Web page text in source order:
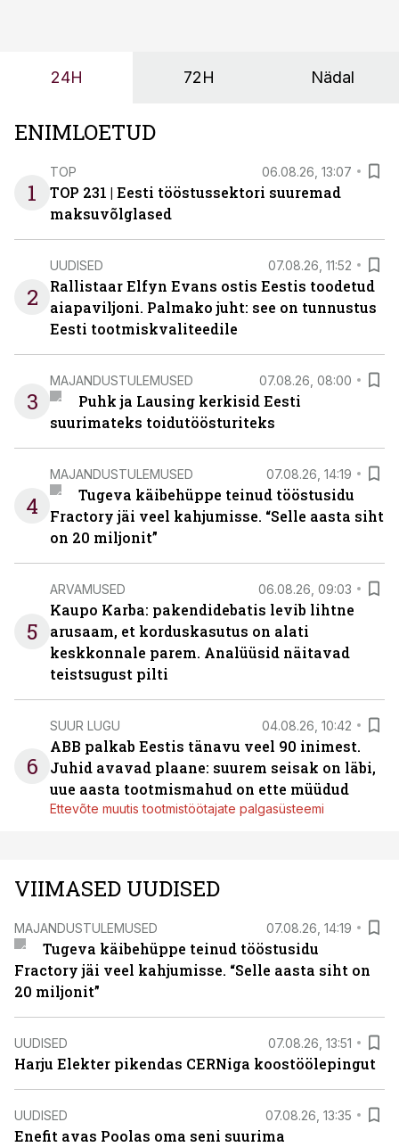
24H 72H Nädal
ENIMLOETUD
1
TOP 06.08.26, 13:07
TOP 231 | Eesti tööstussektori suuremad
maksuvõlglased
2
UUDISED 07.08.26, 11:52
Rallistaar Elfyn Evans ostis Eestis toodetud
aiapaviljoni. Palmako juht: see on tunnustus
Eesti tootmiskvaliteedile
3
MAJANDUSTULEMUSED 07.08.26, 08:00
Puhk ja Lausing kerkisid Eesti
suurimateks toidutöösturiteks
4
MAJANDUSTULEMUSED 07.08.26, 14:19
Tugeva käibehüppe teinud tööstusidu
Fractory jäi veel kahjumisse. “Selle aasta siht
on 20 miljonit”
5
ARVAMUSED 06.08.26, 09:03
Kaupo Karba: pakendidebatis levib lihtne
arusaam, et korduskasutus on alati
keskkonnale parem. Analüüsid näitavad
teistsugust pilti
6
SUUR LUGU 04.08.26, 10:42
ABB palkab Eestis tänavu veel 90 inimest.
Juhid avavad plaane: suurem seisak on läbi,
uue aasta tootmismahud on ette müüdud
Ettevõte muutis tootmistöötajate palgasüsteemi
VIIMASED UUDISED
MAJANDUSTULEMUSED 07.08.26, 14:19
Tugeva käibehüppe teinud tööstusidu
Fractory jäi veel kahjumisse. “Selle aasta siht on
20 miljonit”
UUDISED 07.08.26, 13:51
Harju Elekter pikendas CERNiga koostöölepingut
UUDISED 07.08.26, 13:35
Enefit avas Poolas oma seni suurima